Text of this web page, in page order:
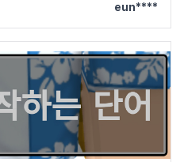
eun****